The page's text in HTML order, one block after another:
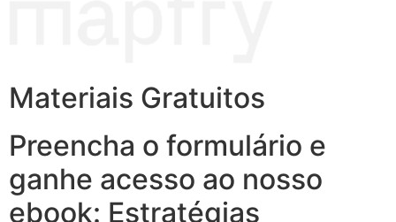
Materiais Gratuitos
Preencha o formulário e
ganhe acesso ao nosso
ebook: Estratégias